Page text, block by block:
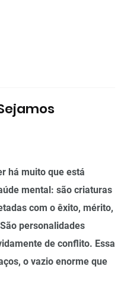
há muito que está
mental: são criaturas
com o êxito, mérito,
personalidades
de conflito. Essa
o vazio enorme que